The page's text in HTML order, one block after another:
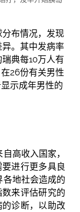
布情况，发现
。其中发病率
典每10万人有
26份有关男性
示成年男性的
高收入国家，
进行更多具良
各地社会造成的
来评估研究的
诊断，以助改